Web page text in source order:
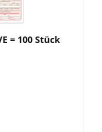
= 100 Stück